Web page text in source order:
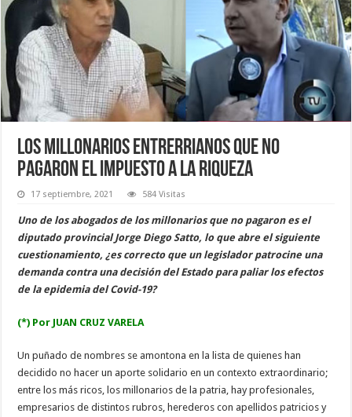
Los millonarios entrerrianos que no
pagaron el impuesto a la riqueza
17 septiembre, 2021 584 Visitas
Uno de los abogados de los millonarios que no pagaron es el
diputado provincial Jorge Diego Satto, lo que abre el siguiente
cuestionamiento, ¿es correcto que un legislador patrocine una
demanda contra una decisión del Estado para paliar los efectos
de la epidemia del Covid-19?
(*) Por JUAN CRUZ VARELA
Un puñado de nombres se amontona en la lista de quienes han
decidido no hacer un aporte solidario en un contexto extraordinario;
entre los más ricos, los millonarios de la patria, hay profesionales,
empresarios de distintos rubros, herederos con apellidos patricios y